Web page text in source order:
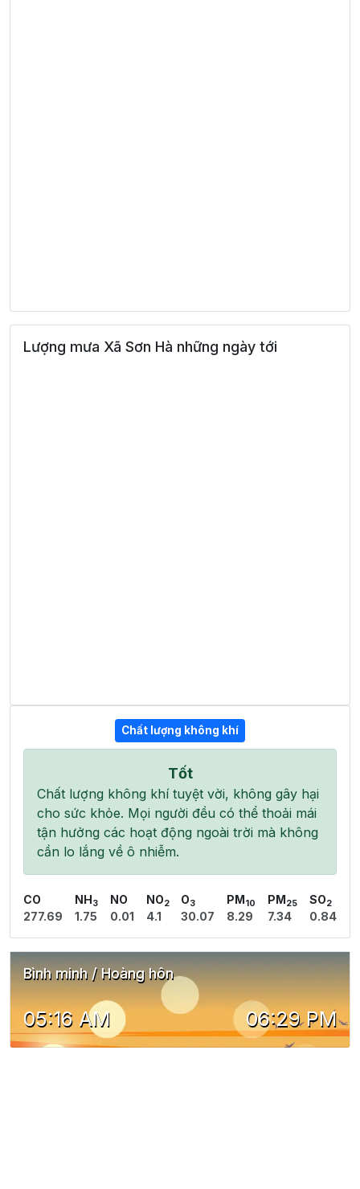
Lượng mưa Xã Sơn Hà những ngày tới
Chất lượng không khí
Tốt
Chất lượng không khí tuyệt vời, không gây hại
cho sức khỏe. Mọi người đều có thể thoải mái
tận hưởng các hoạt động ngoài trời mà không
cần lo lắng về ô nhiễm.
CO
277.69
NH 3
1.75
NO
0.01
NO2
4.1
O3
30.07
PM 10
8.29
PM 25
7.34
SO2
0.84
Bình minh / Hoàng hôn
05:16 AM 06:29 PM